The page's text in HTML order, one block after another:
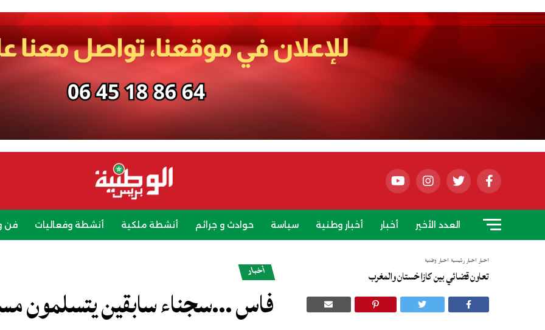
العدد الأخير أخبار أخبار وطنية سياسة حوادث و جرائم أنشطة ملكية أنشطة وفعاليات فن
أخبار أخبار رئيسية أخبار وطنية
تعاون قضائي بين كازاخستان والمغرب أخبار
فاس …سجناء سابقين يتسلمون